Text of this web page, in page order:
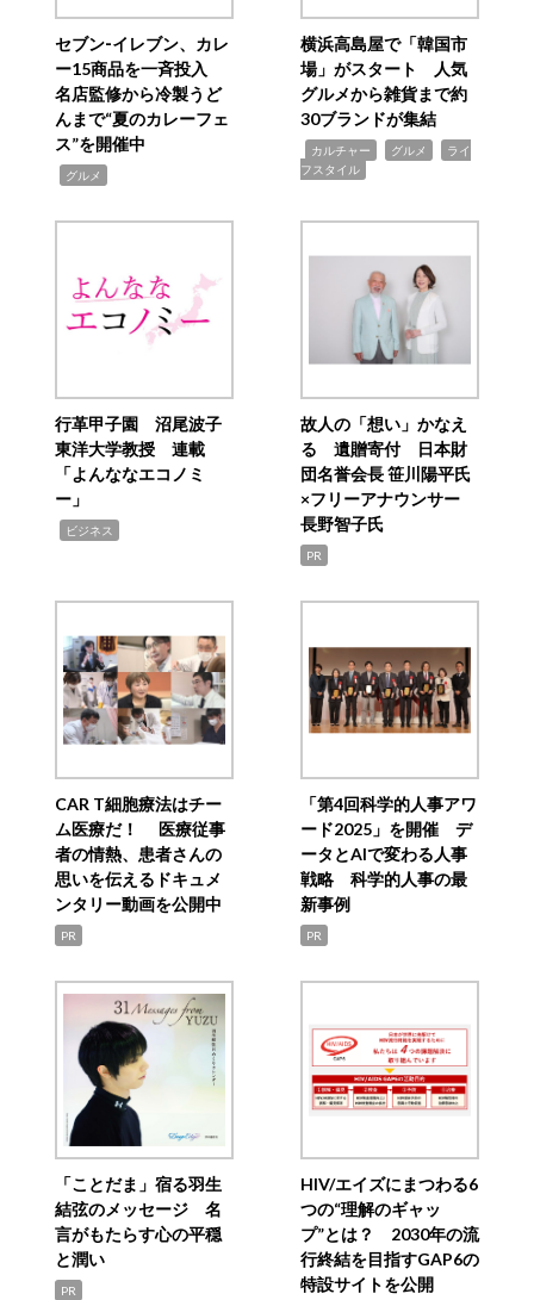
セブン‐イレブン、カレ
ー15商品を一斉投入
名店監修から冷製うど
んまで“夏のカレーフェ
ス”を開催中
グルメ
横浜高島屋で「韓国市
場」がスタート 人気
グルメから雑貨まで約
30ブランドが集結
カルチャー グルメ
ライ
フスタイル
行革甲子園 沼尾波子
東洋大学教授 連載
「よんななエコノミ
ー」
ビジネス
故人の「想い」かなえ
る 遺贈寄付 日本財
団名誉会長 笹川陽平氏
×フリーアナウンサー
長野智子氏
PR
CAR T細胞療法はチー
ム医療だ！ 医療従事
者の情熱、患者さんの
思いを伝えるドキュメ
ンタリー動画を公開中
PR
「第4回科学的人事アワ
ード2025」を開催 デ
ータとAIで変わる人事
戦略 科学的人事の最
新事例
PR
「ことだま」宿る羽生
結弦のメッセージ 名
言がもたらす心の平穏
と潤い
PR
HIV/エイズにまつわる6
つの“理解のギャッ
プ”とは？ 2030年の流
行終結を目指すGAP6の
特設サイトを公開